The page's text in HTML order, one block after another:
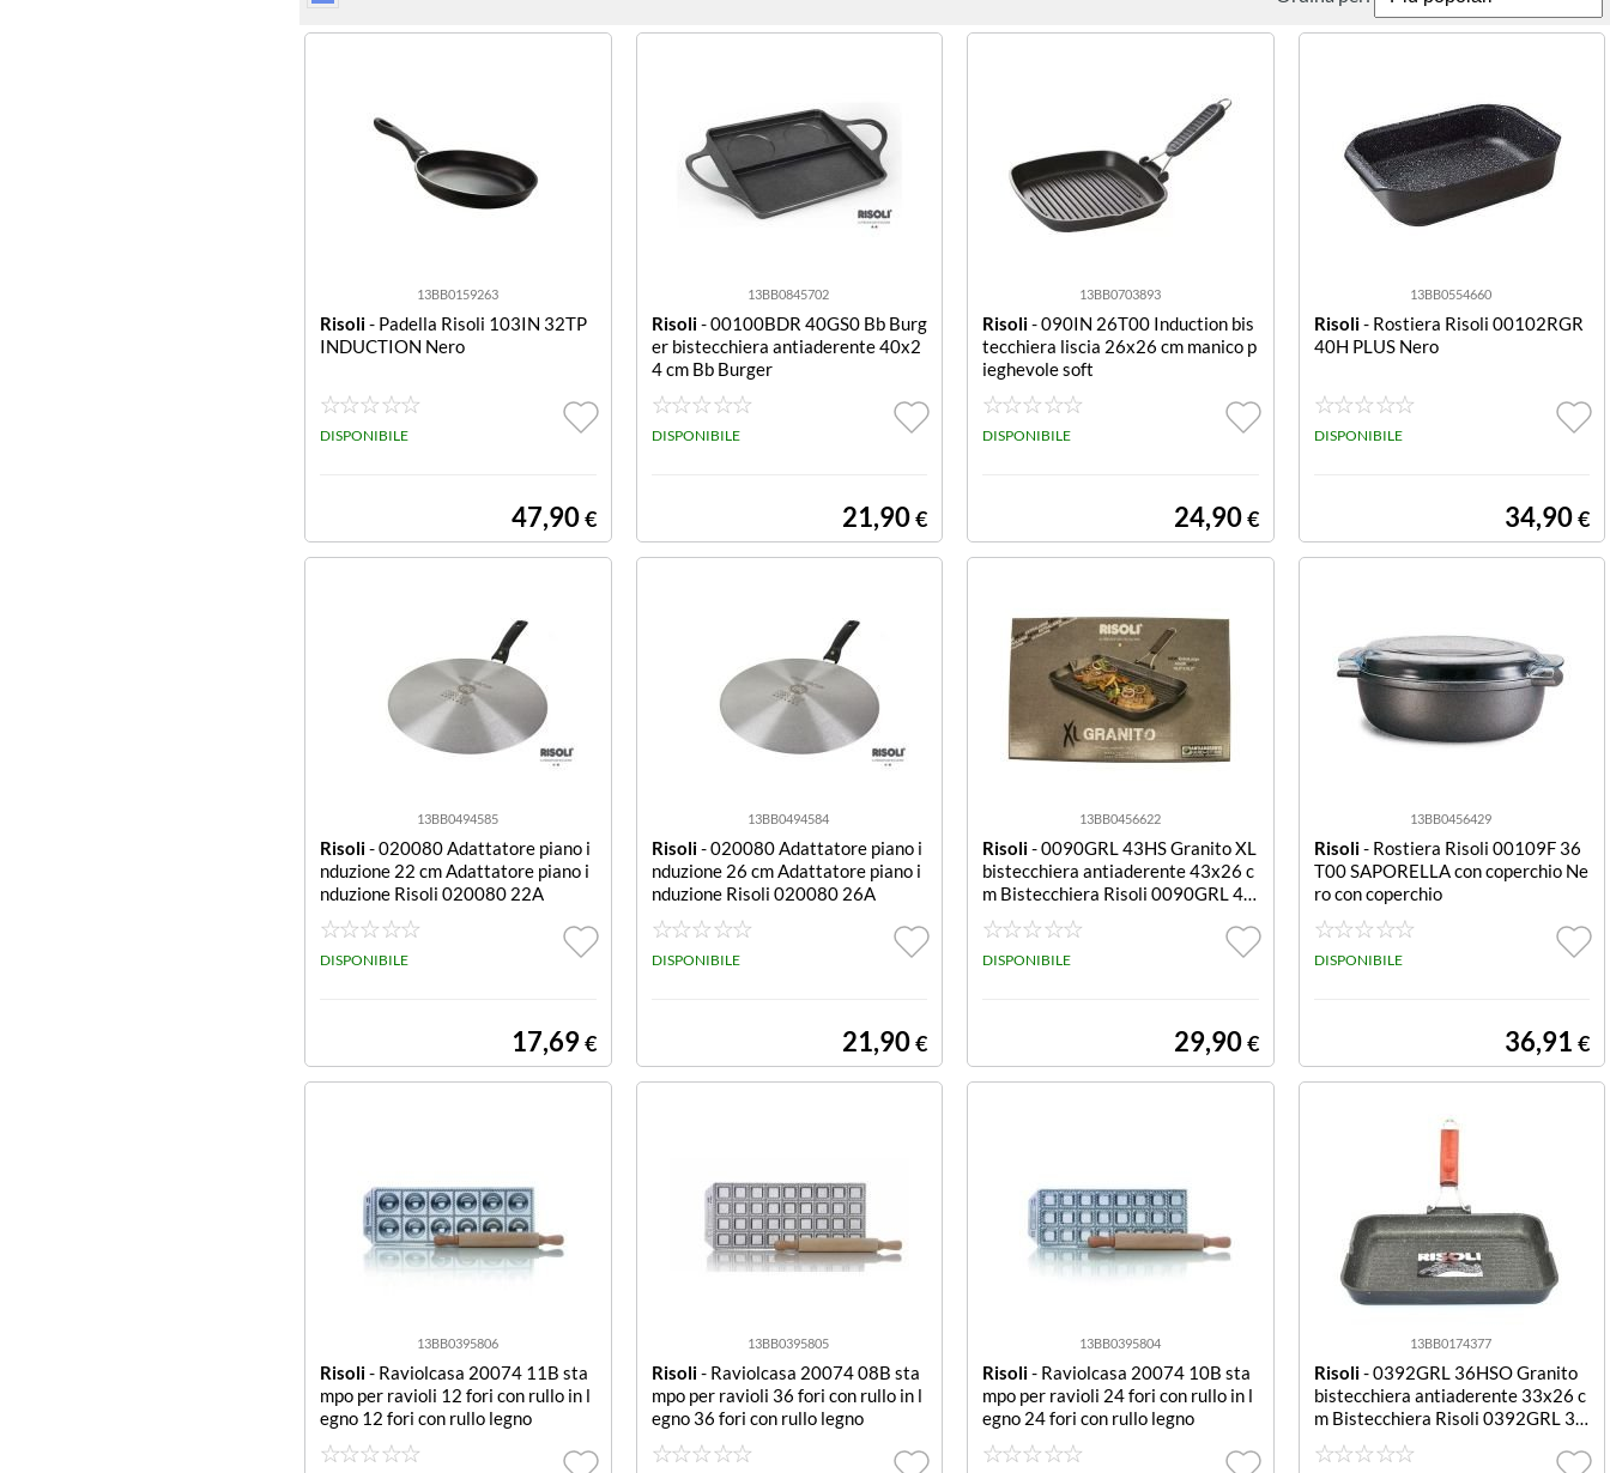
13BB0159263
Risoli- Padella Risoli 103IN 32TP
INDUCTION Nero
DISPONIBILE
47,90€
13BB0845702
Risoli- 00100BDR 40GS0 Bb Burg
er bistecchiera antiaderente 40x2
4 cm Bb Burger
DISPONIBILE
21,90€
13BB0703893
Risoli- 090IN 26T00 Induction bis
tecchiera liscia 26x26 cm manico p
ieghevole soft
DISPONIBILE
24,90€
13BB0554660
Risoli- Rostiera Risoli 00102RGR
40H PLUS Nero
DISPONIBILE
34,90€
13BB0494585
Risoli- 020080 Adattatore piano i
nduzione 22 cm Adattatore piano i
nduzione Risoli 020080 22A
DISPONIBILE
17,69€
13BB0494584
Risoli- 020080 Adattatore piano i
nduzione 26 cm Adattatore piano i
nduzione Risoli 020080 26A
DISPONIBILE
21,90€
13BB0456622
Risoli- 0090GRL 43HS Granito XL
bistecchiera antiaderente 43x26 c
m Bistecchiera Risoli 0090GRL 43
HS GRANITO Grigio scuro
DISPONIBILE
29,90€
13BB0456429
Risoli- Rostiera Risoli 00109F 36
T00 SAPORELLA con coperchio Ne
ro con coperchio
DISPONIBILE
36,91 €
13BB0395806
Risoli- Raviolcasa 20074 11B sta
mpo per ravioli 12 fori con rullo in l
egno 12 fori con rullo legno
13BB0395805
Risoli- Raviolcasa 20074 08B sta
mpo per ravioli 36 fori con rullo in l
egno 36 fori con rullo legno
13BB0395804
Risoli- Raviolcasa 20074 10B sta
mpo per ravioli 24 fori con rullo in l
egno 24 fori con rullo legno
13BB0174377
Risoli- 0392GRL 36HSO Granito
bistecchiera antiaderente 33x26 c
m Bistecchiera Risoli 0392GRL 36
HSO GRANITO Grigio scuro